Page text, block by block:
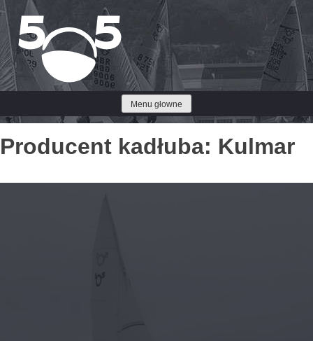
Przejdź
do
treści
Menu głowne
Producent kadłuba: Kulmar